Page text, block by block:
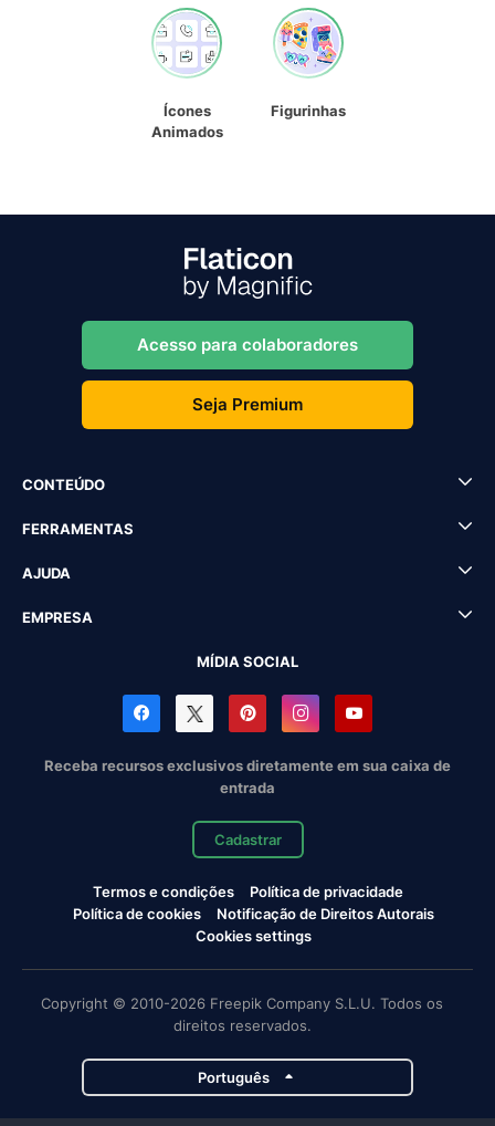
Ícones
Animados
Figurinhas
Acesso para colaboradores
Seja Premium
CONTEÚDO
FERRAMENTAS
AJUDA
EMPRESA
MÍDIA SOCIAL
Receba recursos exclusivos diretamente em sua caixa de
entrada
Cadastrar
Termos e condições
Política de privacidade
Política de cookies
Notificação de Direitos Autorais
Cookies settings
Copyright © 2010-2026 Freepik Company S.L.U. Todos os
direitos reservados.
Português